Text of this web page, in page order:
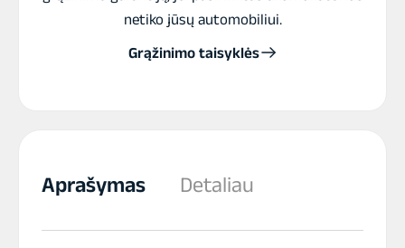
netiko jūsų automobiliui.
Grąžinimo taisyklės
Aprašymas Detaliau